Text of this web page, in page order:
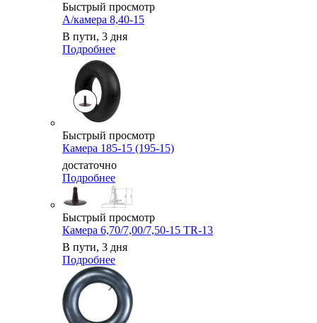
Быстрый просмотр
А/камера 8,40-15
В пути, 3 дня
Подробнее
Быстрый просмотр
Камера 185-15 (195-15)
достаточно
Подробнее
Быстрый просмотр
Камера 6,70/7,00/7,50-15 TR-13
В пути, 3 дня
Подробнее